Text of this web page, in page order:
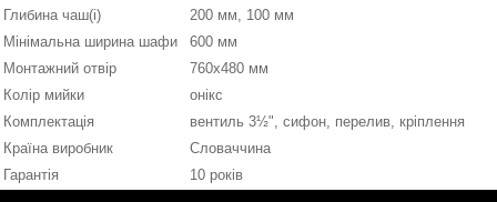
Глибина чаш(і)
200 мм, 100 мм
Мінімальна ширина шафи
600 мм
Монтажний отвір
760x480 мм
Колір мийки
онікс
Комплектація
вентиль 3½", сифон, перелив, кріплення
Країна виробник
Словаччина
Гарантія
10 років